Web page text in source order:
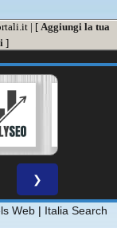
| [ Aggiungi la tua
]
❯
Web | Italia Search